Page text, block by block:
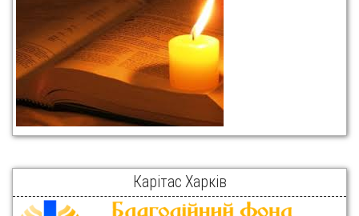
Карітас Харків